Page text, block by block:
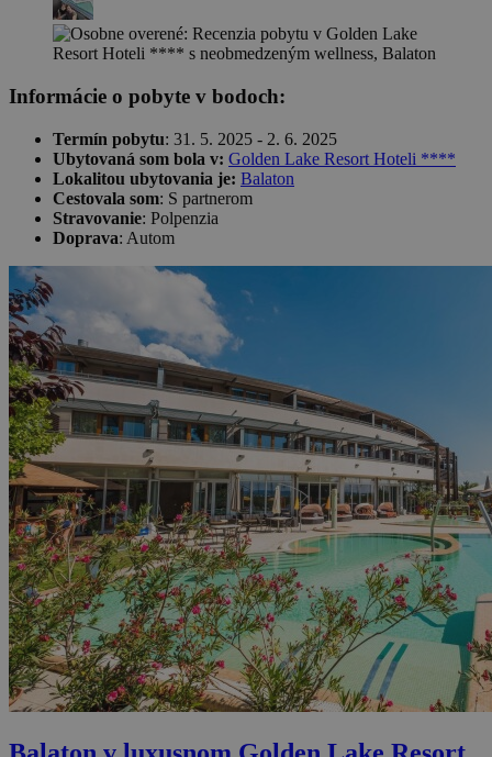
Informácie o pobyte v bodoch:
Termín pobytu: 31. 5. 2025 - 2. 6. 2025
Ubytovaná som bola v: Golden Lake Resort Hoteli ****
Lokalitou ubytovania je: Balaton
Cestovala som: S partnerom
Stravovanie: Polpenzia
Doprava: Autom